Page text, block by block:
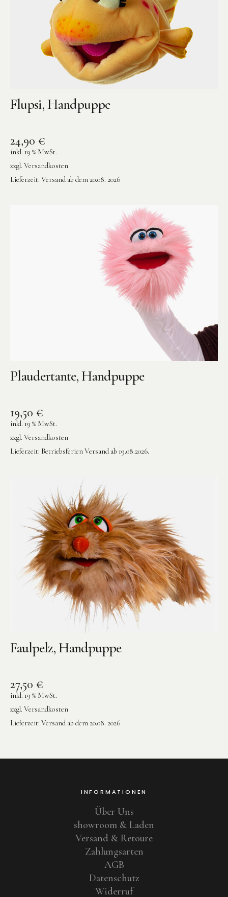
Flupsi, Handpuppe
24,90 €
inkl. 19 % MwSt.
zzgl. Versandkosten
Lieferzeit: Versand ab dem 20.08. 2026
Plaudertante, Handpuppe
19,50 €
inkl. 19 % MwSt.
zzgl. Versandkosten
Lieferzeit: Betriebsferien Versand ab 19.08.2026.
Faulpelz, Handpuppe
27,50 €
inkl. 19 % MwSt.
zzgl. Versandkosten
Lieferzeit: Versand ab dem 20.08. 2026
INFORMATIONEN
Über Uns
showroom & Laden
Versand & Retoure
Zahlungsarten
AGB
Datenschutz
Widerruf